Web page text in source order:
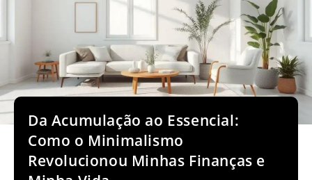
Da Acumulação ao Essencial:
Como o Minimalismo
Revolucionou Minhas Finanças e